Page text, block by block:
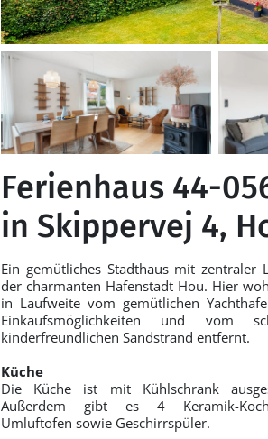
Ferienhaus 44-
in Skippervej 4,
Ein gemütliches Stadthaus mit zentraler
der charmanten Hafenstadt Hou. Hier
in Laufweite vom gemütlichen
Einkaufsmöglichkeiten und vom
kinderfreundlichen Sandstrand entfernt.
Küche
Die Küche ist mit Kühlschrank
Außerdem gibt es 4 Keramik-
Umluftofen sowie Geschirrspüler.